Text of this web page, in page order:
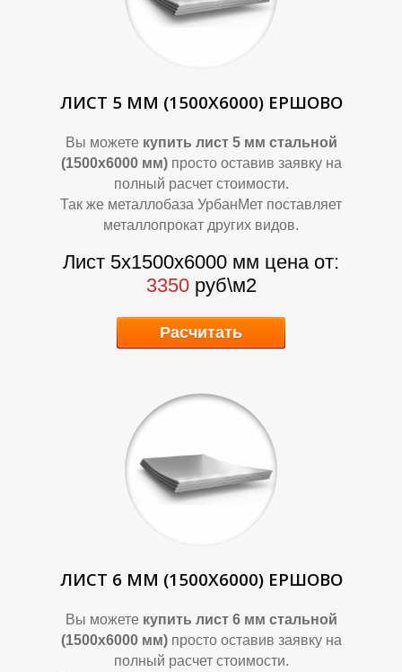
К
ЛИСТ 5 ММ (1500Х6000) ЕРШОВО
Вы можете купить лист 5 мм стальной
(1500х6000 мм) просто оставив заявку на
полный расчет стоимости.
Так же металлобаза УрбанМет поставляет
металлопрокат других видов.
Лист 5х1500х6000 мм цена от:
3350руб\м2
Расчитать
ЛИСТ 6 ММ (1500Х6000) ЕРШОВО
Вы можете купить лист 6 мм стальной
(1500х6000 мм) просто оставив заявку на
полный расчет стоимости.
К